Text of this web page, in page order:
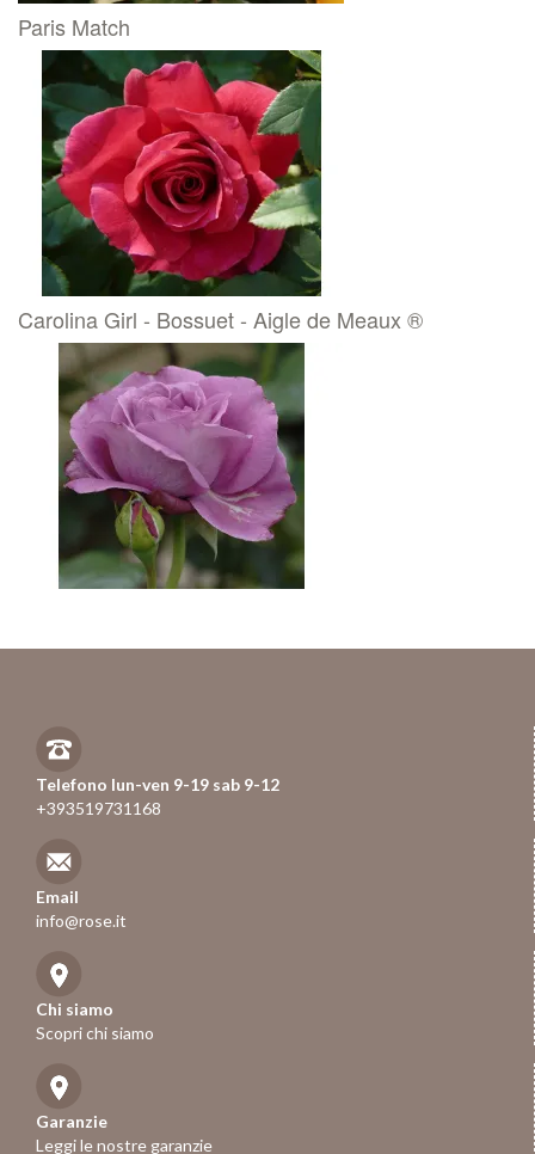
Paris Match
Carolina Girl - Bossuet - Aigle de Meaux ®
Telefono lun-ven 9-19 sab 9-12
+393519731168
Email
info@rose.it
Chi siamo
Scopri chi siamo
Garanzie
Leggi le nostre garanzie